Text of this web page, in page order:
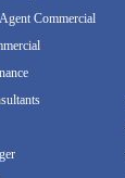
Commercial